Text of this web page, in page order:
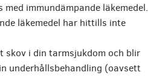
immundämpande läkemedel.
läkemedel har hittills inte
skov i din tarmsjukdom och blir
underhållsbehandling (oavsett